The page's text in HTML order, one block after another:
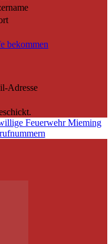
bekommen
Adresse
Feuerwehr Mieming